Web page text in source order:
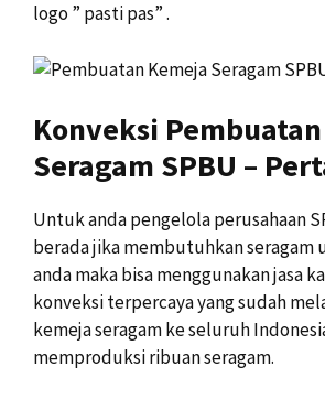
logo ” pasti pas” .
Konveksi
Seragam SPBU –
Untuk anda pengelola perusahaan
berada jika membutuhkan seragam
anda maka bisa menggunakan jasa
konveksi terpercaya yang sudah
kemeja seragam ke seluruh
memproduksi ribuan seragam.